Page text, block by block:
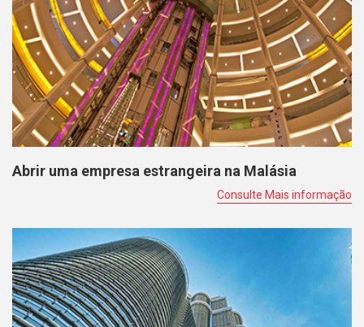
Abrir uma empresa estrangeira na Malásia
Consulte Mais informação